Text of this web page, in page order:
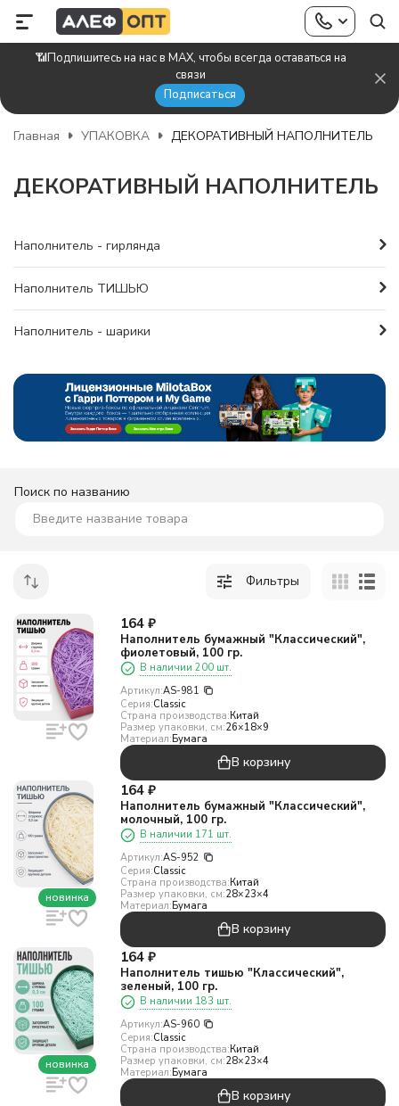
📶Подпишитесь на нас в MAX, чтобы всегда оставаться на
связи
Подписаться
Главная УПАКОВКА ДЕКОРАТИВНЫЙ НАПОЛНИТЕЛЬ
ДЕКОРАТИВНЫЙ НАПОЛНИТЕЛЬ
Наполнитель - гирлянда
Наполнитель ТИШЬЮ
Наполнитель - шарики
Поиск по названию
Фильтры
164 ₽
Наполнитель бумажный "Классический",
фиолетовый, 100 гр.
В наличии 200 шт.
Артикул:AS-981
Серия:Classic
Страна производства:Китай
Размер упаковки, см:26×18×9
Материал:Бумага
В корзину
новинка
164 ₽
Наполнитель бумажный "Классический",
молочный, 100 гр.
В наличии 171 шт.
Артикул:AS-952
Серия:Classic
Страна производства:Китай
Размер упаковки, см:28×23×4
Материал:Бумага
В корзину
новинка
164 ₽
Наполнитель тишью "Классический",
зеленый, 100 гр.
В наличии 183 шт.
Артикул:AS-960
Серия:Classic
Страна производства:Китай
Размер упаковки, см:28×23×4
Материал:Бумага
В корзину